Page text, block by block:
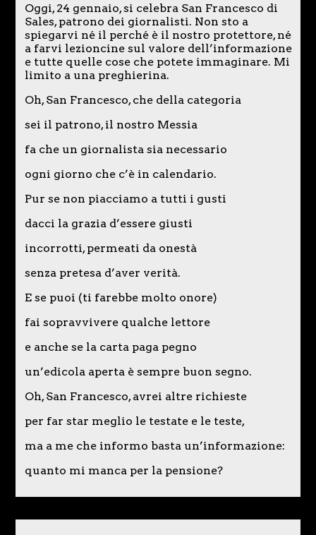
Oggi, 24 gennaio, si celebra San Francesco di
Sales, patrono dei giornalisti. Non sto a
spiegarvi né il perché è il nostro protettore, né
a farvi lezioncine sul valore dell’informazione
e tutte quelle cose che potete immaginare. Mi
limito a una preghierina.
Oh, San Francesco, che della categoria
sei il patrono, il nostro Messia
fa che un giornalista sia necessario
ogni giorno che c’è in calendario.
Pur se non piacciamo a tutti i gusti
dacci la grazia d’essere giusti
incorrotti, permeati da onestà
senza pretesa d’aver verità.
E se puoi (ti farebbe molto onore)
fai sopravvivere qualche lettore
e anche se la carta paga pegno
un’edicola aperta è sempre buon segno.
Oh, San Francesco, avrei altre richieste
per far star meglio le testate e le teste,
ma a me che informo basta un’informazione:
quanto mi manca per la pensione?